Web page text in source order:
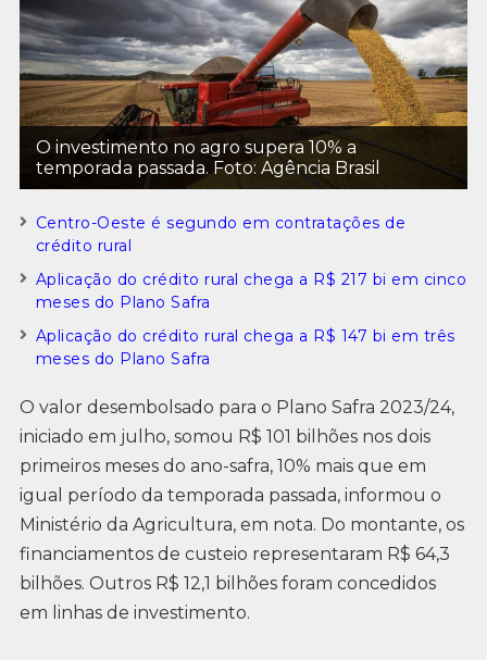
O investimento no agro supera 10% a
temporada passada. Foto: Agência Brasil
Centro-Oeste é segundo em contratações de
crédito rural
Aplicação do crédito rural chega a R$ 217 bi em cinco
meses do Plano Safra
Aplicação do crédito rural chega a R$ 147 bi em três
meses do Plano Safra
O valor desembolsado para o Plano Safra 2023/24,
iniciado em julho, somou R$ 101 bilhões nos dois
primeiros meses do ano-safra, 10% mais que em
igual período da temporada passada, informou o
Ministério da Agricultura, em nota. Do montante, os
financiamentos de custeio representaram R$ 64,3
bilhões. Outros R$ 12,1 bilhões foram concedidos
em linhas de investimento.